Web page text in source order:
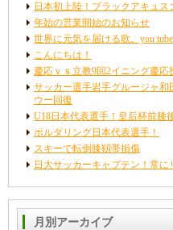
日本初上陸！ブラックアキュス
年始の営業開始のお知らせ
世界に元気を届ける歌。you
こんにちは！
慶応ｖｓ立教9回2イニング慶
サッカー選手岩手グルージャ
ウー回復
U18日本代表選手！皇后杯前膝
ボルダリング日本代表選手！
スキーで転倒膝靱帯損傷
日大サッカーキャプテン！常に
月別アーカイブ